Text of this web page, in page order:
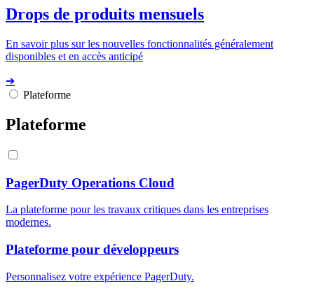
Drops de produits mensuels
En savoir plus sur les nouvelles fonctionnalités généralement
disponibles et en accès anticipé
➔
Plateforme
Plateforme
PagerDuty Operations Cloud
La plateforme pour les travaux critiques dans les entreprises
modernes.
Plateforme pour développeurs
Personnalisez votre expérience PagerDuty.